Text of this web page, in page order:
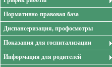
Нормативно-правовая база
Диспансеризация, профосмотры
Показания для госпитализации
Информация для родителей